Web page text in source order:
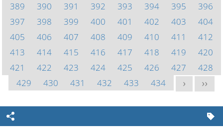
389
390 391 392 393 394 395
396
397
398 399 400 401 402 403
404
405
406 407 408 409 410 411
412
413
414 415 416 417 418 419
420
421
422 423 424 425 426 427
428
429
430 431 432 433 434 > >>